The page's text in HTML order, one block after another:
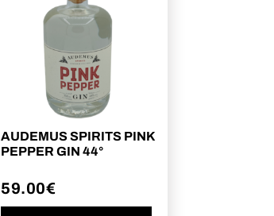
AUDEMUS SPIRITS PINK
PEPPER GIN 44°
59.00€